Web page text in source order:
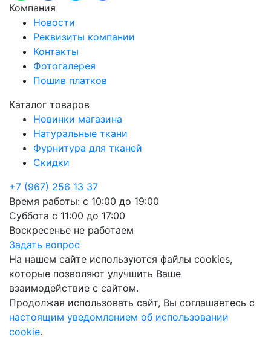
Компания
Новости
Реквизиты компании
Контакты
Фотогалерея
Пошив платков
Каталог товаров
Новинки магазина
Натуральные ткани
Фурнитура для тканей
Скидки
+7 (967) 256 13 37
Время работы: с 10:00 до 19:00
Суббота с 11:00 до 17:00
Воскресенье не работаем
Задать вопрос
На нашем сайте используются файлы cookies,
которые позволяют улучшить Ваше
взаимодействие с сайтом.
Продолжая использовать сайт, Вы соглашаетесь с
настоящим уведомлением об использовании
cookie.